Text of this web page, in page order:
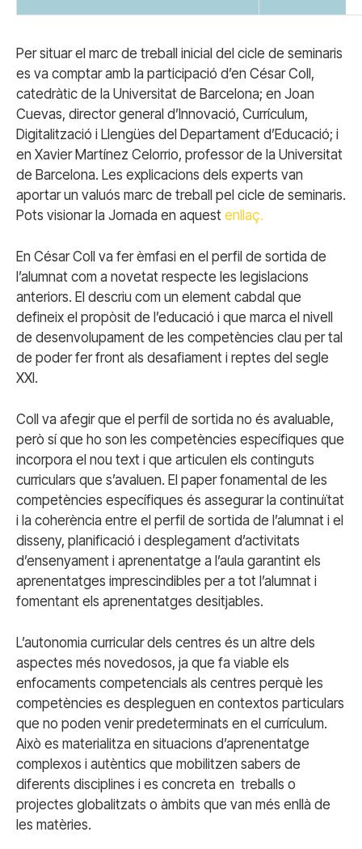
Per situar el marc de treball inicial del cicle de seminaris
es va comptar amb la participació d’en César Coll,
catedràtic de la Universitat de Barcelona; en Joan
Cuevas, director general d’Innovació, Currículum,
Digitalització i Llengües del Departament d’Educació; i
en Xavier Martínez Celorrio, professor de la Universitat
de Barcelona. Les explicacions dels experts van
aportar un valuós marc de treball pel cicle de seminaris.
Pots visionar la Jornada en aquest enllaç.
En César Coll va fer èmfasi en el perfil de sortida de
l’alumnat com a novetat respecte les legislacions
anteriors. El descriu com un element cabdal que
defineix el propòsit de l’educació i que marca el nivell
de desenvolupament de les competències clau per tal
de poder fer front als desafiament i reptes del segle
XXI.
Coll va afegir que el perfil de sortida no és avaluable,
però sí que ho son les competències específiques que
incorpora el nou text i que articulen els continguts
curriculars que s’avaluen. El paper fonamental de les
competències específiques és assegurar la continuïtat
i la coherència entre el perfil de sortida de l’alumnat i el
disseny, planificació i desplegament d’activitats
d’ensenyament i aprenentatge a l’aula garantint els
aprenentatges imprescindibles per a tot l’alumnat i
fomentant els aprenentatges desitjables.
L’autonomia curricular dels centres és un altre dels
aspectes més novedosos, ja que fa viable els
enfocaments competencials als centres perquè les
competències es despleguen en contextos particulars
que no poden venir predeterminats en el currículum.
Això es materialitza en situacions d’aprenentatge
complexos i autèntics que mobilitzen sabers de
diferents disciplines i es concreta en treballs o
projectes globalitzats o àmbits que van més enllà de
les matèries.